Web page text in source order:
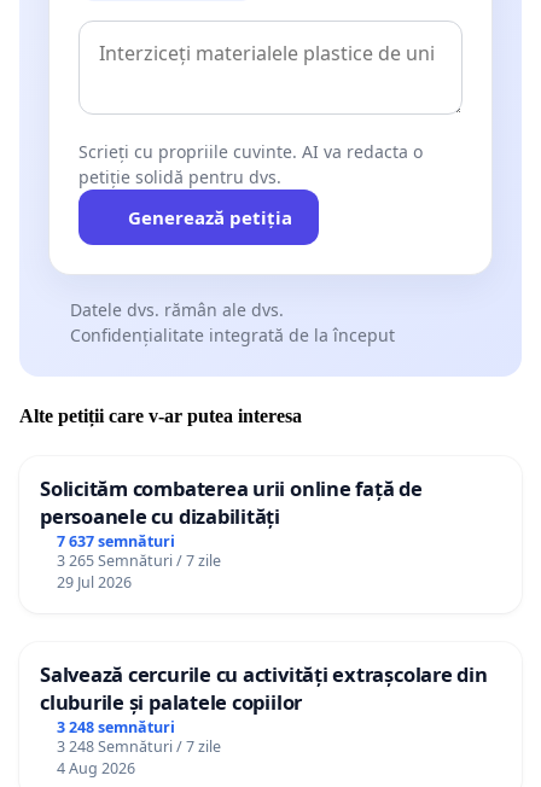
Scrieți cu propriile cuvinte. AI va redacta o
petiție solidă pentru dvs.
Generează petiția
Datele dvs. rămân ale dvs.
Confidențialitate integrată de la început
Alte petiții care v-ar putea interesa
Solicităm combaterea urii online față de
persoanele cu dizabilități
7 637 semnături
3 265 Semnături / 7 zile
29 Jul 2026
Salvează cercurile cu activități extrașcolare din
cluburile și palatele copiilor
3 248 semnături
3 248 Semnături / 7 zile
4 Aug 2026